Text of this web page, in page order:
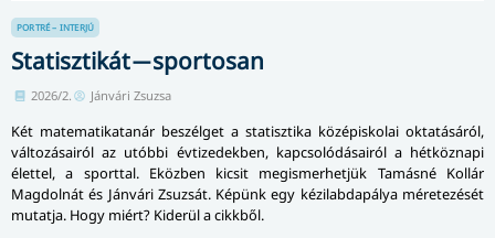
PORTRÉ – INTERJÚ
Statisztikát ̶ sportosan
2026/2. Jánvári Zsuzsa
Két matematikatanár beszélget a statisztika középiskolai oktatásáról,
változásairól az utóbbi évtizedekben, kapcsolódásairól a hétköznapi
élettel, a sporttal. Eközben kicsit megismerhetjük Tamásné Kollár
Magdolnát és Jánvári Zsuzsát. Képünk egy kézilabdapálya méretezését
mutatja. Hogy miért? Kiderül a cikkből.